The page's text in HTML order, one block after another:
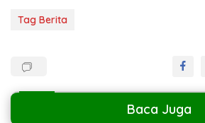
Tag Berita
Baca Juga